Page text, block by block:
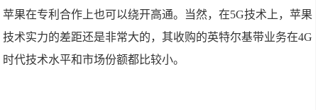
苹果在专利合作上也可以绕开高通。当然，在5G技术上，苹果
技术实力的差距还是非常大的，其收购的英特尔基带业务在4G
时代技术水平和市场份额都比较小。